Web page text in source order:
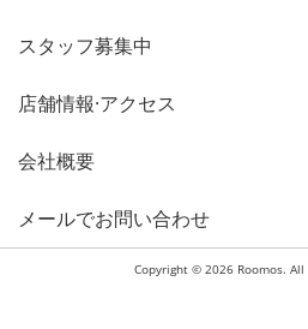
スタッフ募集中
店舗情報·アクセス
会社概要
メールでお問い合わせ
Copyright © 2026 Roomos. All